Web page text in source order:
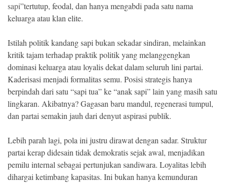
©
Copyright
2026
All
Right
Reserved
sapi”tertutup, feodal, dan hanya mengabdi pada satu nama
keluarga atau klan elite.
Istilah politik kandang sapi bukan sekadar sindiran, melainkan
kritik tajam terhadap praktik politik yang melanggengkan
dominasi keluarga atau loyalis dekat dalam seluruh lini partai.
Kaderisasi menjadi formalitas semu. Posisi strategis hanya
berpindah dari satu “sapi tua” ke “anak sapi” lain yang masih satu
lingkaran. Akibatnya? Gagasan baru mandul, regenerasi tumpul,
dan partai semakin jauh dari denyut aspirasi publik.
Lebih parah lagi, pola ini justru dirawat dengan sadar. Struktur
partai kerap didesain tidak demokratis sejak awal, menjadikan
pemilu internal sebagai pertunjukan sandiwara. Loyalitas lebih
dihargai ketimbang kapasitas. Ini bukan hanya kemunduran